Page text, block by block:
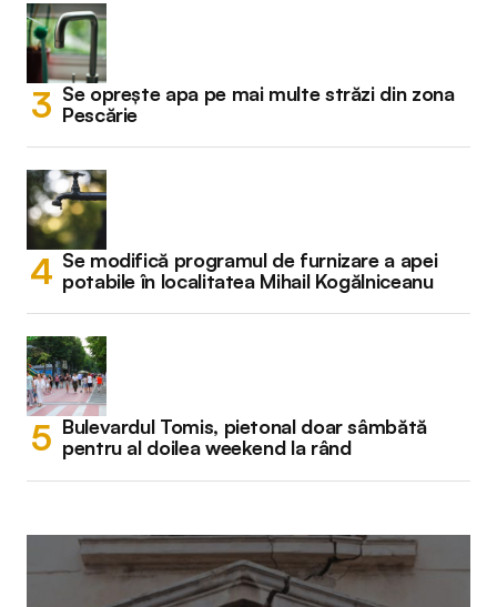
Se oprește apa pe mai multe străzi din zona
Pescărie
Se modifică programul de furnizare a apei
potabile în localitatea Mihail Kogălniceanu
Bulevardul Tomis, pietonal doar sâmbătă
pentru al doilea weekend la rând